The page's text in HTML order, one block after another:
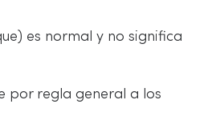
es normal y no significa
por regla general a los